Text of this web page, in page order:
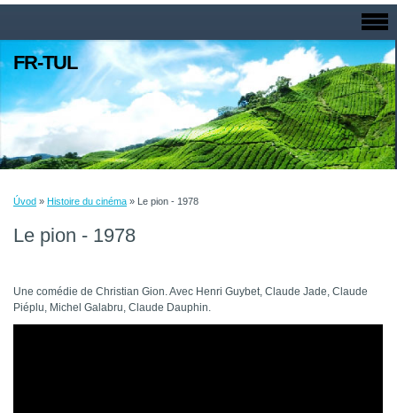
FR-TUL
Úvod » Histoire du cinéma » Le pion - 1978
Le pion - 1978
Une comédie de Christian Gion. Avec Henri Guybet, Claude Jade, Claude
Piéplu, Michel Galabru, Claude Dauphin.